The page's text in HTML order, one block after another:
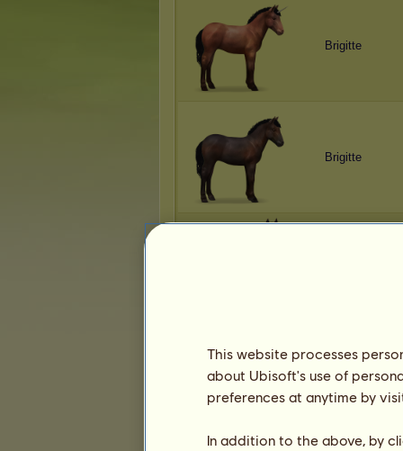
Brigitte
Brigitte
Brigitte
This website processes
about Ubisoft's use of
preferences at anytime by
In addition to the above, by